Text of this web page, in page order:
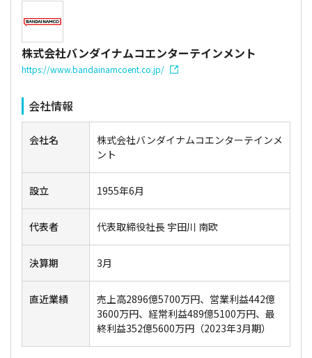
株式会社バンダイナムコエンターテインメント
https://www.bandainamcoent.co.jp/
会社情報
会社名
株式会社バンダイナムコエンターテインメ
ント
設立 1955年6月
代表者 代表取締役社長 宇田川 南欧
決算期 3月
直近業績
売上高2896億5700万円、営業利益442億
3600万円、経常利益489億5100万円、最
終利益352億5600万円（2023年3月期）